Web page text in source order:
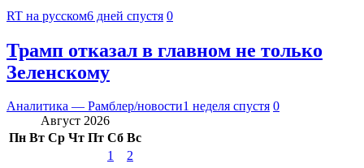
RT на русском6 дней спустя 0
Трамп отказал в главном не только
Зеленскому
Аналитика — Рамблер/новости1 неделя спустя 0
Август 2026
Пн Вт Ср Чт Пт Сб Вс
1
2